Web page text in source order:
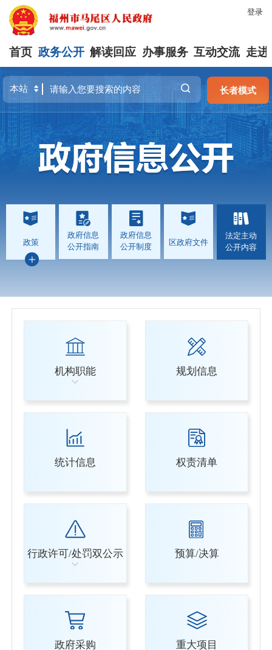
登录
首页 政务公开 解读回应 办事服务 互动交流 走进
长者模式
政策
政府信息
公开指南
政府信息
公开制度
区政府文件
法定主动
公开内容
机构职能 规划信息
统计信息 权责清单
行政许可/处罚双公示 预算/决算
政府采购 重大项目